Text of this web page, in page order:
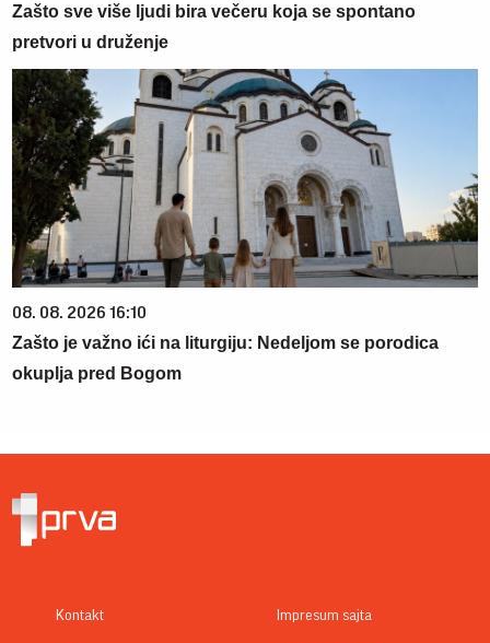
Zašto sve više ljudi bira večeru koja se spontano
pretvori u druženje
08. 08. 2026 16:10
Zašto je važno ići na liturgiju: Nedeljom se porodica
okuplja pred Bogom
Kontakt Impresum sajta